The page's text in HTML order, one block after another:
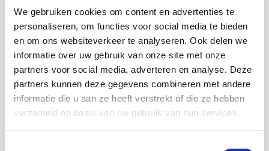
We gebruiken cookies om content en advertenties te
personaliseren, om functies voor social media te bieden
en om ons websiteverkeer te analyseren. Ook delen we
informatie over uw gebruik van onze site met onze
partners voor social media, adverteren en analyse. Deze
partners kunnen deze gegevens combineren met andere
informatie die u aan ze heeft verstrekt of die ze hebben
verzameld op basis van uw gebruik van hun services.
Lees de nieuwsbrief